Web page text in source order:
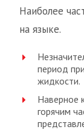
Наиболее
на языке.
период
жидкости.
Наверное
горячим